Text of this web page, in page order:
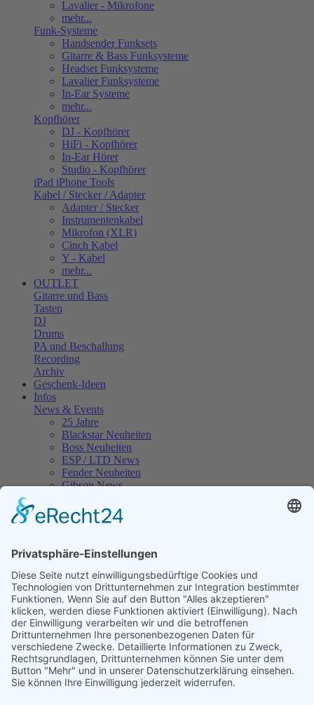
Lavalier - Mikrofone
mehr...
Funk-Systeme
Handsender Funksets
Gitarre & Bass Funksysteme
Headset Funksysteme
Lavalier Funksysteme
In-Ear Systeme
mehr...
Kopfhörer
DJ - Kopfhörer
HiFi - Kopfhörer
In-Ear Hörer
Studio - Kopfhörer
iPad iPhone Tools
Kabel / Stecker / Adapter
Adapter / Stecker
Instrumentenkabel
Mikrofon (XLR)
Cinch Kabel
Y - Kabel
mehr...
OUTLET
Gitarre und Bass
Tasten
DJ
Drums
PA und Beschallung
Recording
Archiv
Geschenk-Ideen
Infos
News & Events
25 Jahre
Blackstar Neuheiten
Boss Neuheiten
ESP / LTD News
Fender Neuheiten
Gibson News
Ibanez News
Jackson News
Korg News
Roland Neuheiten
Sennheiser Neuheiten
Yamaha News
Musikhaus in Erfurt
Werkstatt & Service
Anfahrt
E-Mail Kontakt
Links
Jobangebote
Downloads
Information & FAQs